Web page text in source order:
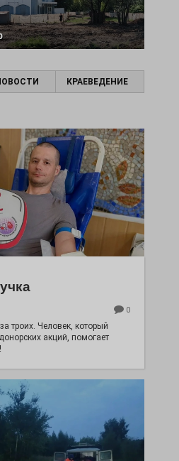
КРАЕВЕДЕНИЕ
0
троих. Человек, который
акций, помогает